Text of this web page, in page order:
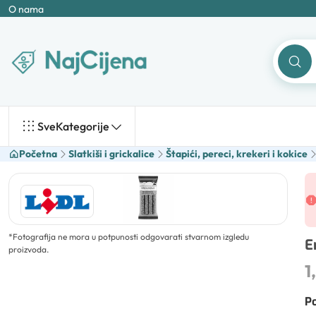
O nama
SveKategorije
Početna Slatkiši i grickalice Štapići, pereci, krekeri i kokice
*Fotografija ne mora u potpunosti odgovarati stvarnom izgledu
proizvoda.